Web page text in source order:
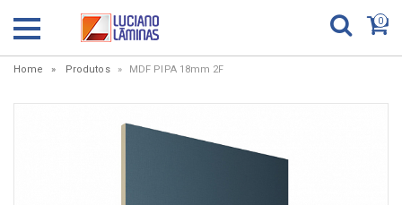
0
Home Produtos MDF PIPA 18mm 2F